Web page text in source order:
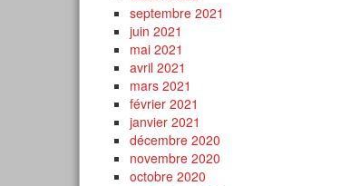
septembre 2021
juin 2021
mai 2021
avril 2021
mars 2021
février 2021
janvier 2021
décembre 2020
novembre 2020
octobre 2020